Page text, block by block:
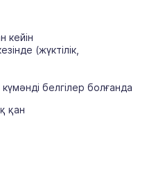
кейін
(жүктілік,
белгілер болғанда
қан